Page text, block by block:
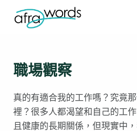
跳
至
內
職場觀察
真的有適合我的工作嗎？究竟
裡？很多人都渴望和自己的工
且健康的長期關係，但現實中